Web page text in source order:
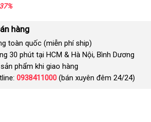
hàng
toàn quốc (miễn phí ship)
30 phút tại HCM & Hà Nội, Bình Dương
phẩm khi giao hàng
0938411000(bán xuyên đêm 24/24)